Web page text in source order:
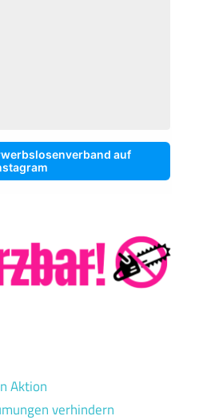
auf
Aktion
verhindern